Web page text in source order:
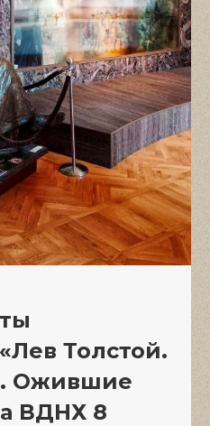
Толстой.
Ожившие
ВДНХ 8